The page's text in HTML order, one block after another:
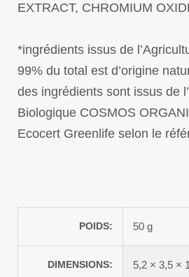
EXTRACT, CHROMIUM
*ingrédients issus de
99% du total est d’origine
des ingrédients sont issus de
Biologique COSMOS
Ecocert Greenlife selon le
POIDS 50 g
DIMENSIONS 5,2 × 3,5 ×